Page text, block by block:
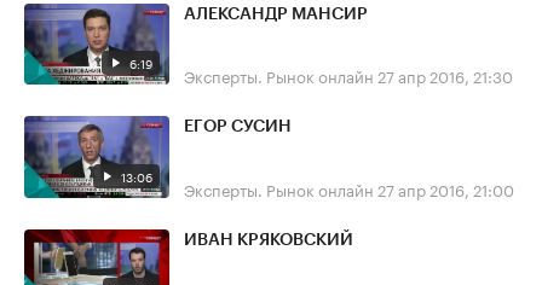
6:19
АЛЕКСАНДР МАНСИР
Эксперты. Рынок онлайн 27 апр 2016, 21:30
13:06
ЕГОР СУСИН
Эксперты. Рынок онлайн 27 апр 2016, 21:00
ИВАН КРЯКОВСКИЙ